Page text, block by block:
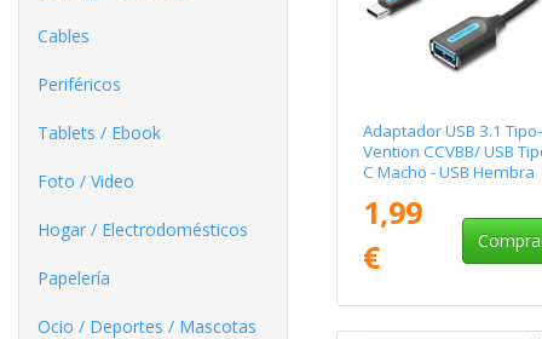
Cables
Periféricos
Tablets / Ebook
Foto / Video
Hogar / Electrodomésticos
Papelería
Ocio / Deportes / Mascotas
Adaptador USB 3.1
Vention CCVBB/ USB
C Macho - USB Hembra
1,99
€